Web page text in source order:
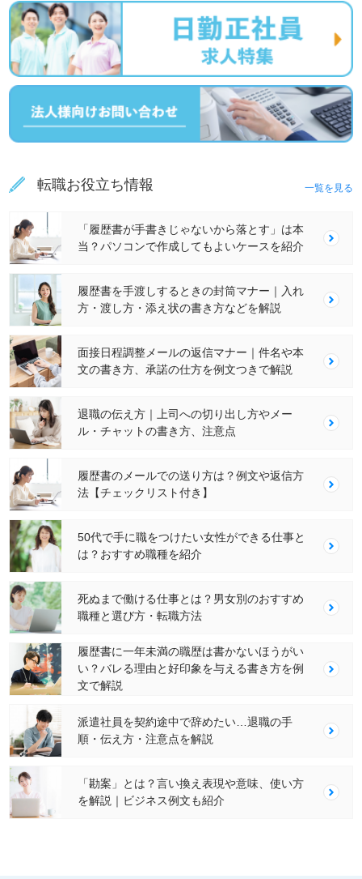
転職お役立ち情報 一覧を見る
「履歴書が手書きじゃないから落とす」は本
当？パソコンで作成してもよいケースを紹介
履歴書を手渡しするときの封筒マナー｜入れ
方・渡し方・添え状の書き方などを解説
面接日程調整メールの返信マナー｜件名や本
文の書き方、承諾の仕方を例文つきで解説
退職の伝え方｜上司への切り出し方やメー
ル・チャットの書き方、注意点
履歴書のメールでの送り方は？例文や返信方
法【チェックリスト付き】
50代で手に職をつけたい女性ができる仕事と
は？おすすめ職種を紹介
死ぬまで働ける仕事とは？男女別のおすすめ
職種と選び方・転職方法
履歴書に一年未満の職歴は書かないほうがい
い？バレる理由と好印象を与える書き方を例
文で解説
派遣社員を契約途中で辞めたい…退職の手
順・伝え方・注意点を解説
「勘案」とは？言い換え表現や意味、使い方
を解説｜ビジネス例文も紹介